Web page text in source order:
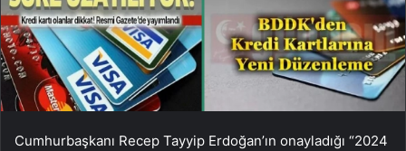
Cumhurbaşkanı Recep Tayyip Erdoğan’ın onayladığı “2024